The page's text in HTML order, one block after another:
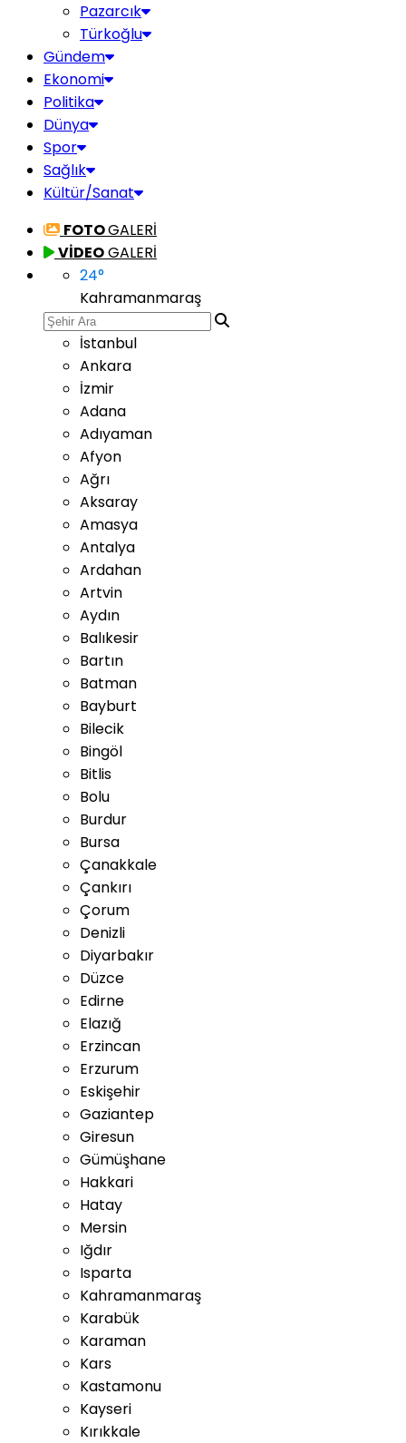
Pazarcık
Türkoğlu
Gündem
Ekonomi
Politika
Dünya
Spor
Sağlık
Kültür/Sanat
FOTOGALERİ
VİDEOGALERİ
24°
Kahramanmaraş
İstanbul
Ankara
İzmir
Adana
Adıyaman
Afyon
Ağrı
Aksaray
Amasya
Antalya
Ardahan
Artvin
Aydın
Balıkesir
Bartın
Batman
Bayburt
Bilecik
Bingöl
Bitlis
Bolu
Burdur
Bursa
Çanakkale
Çankırı
Çorum
Denizli
Diyarbakır
Düzce
Edirne
Elazığ
Erzincan
Erzurum
Eskişehir
Gaziantep
Giresun
Gümüşhane
Hakkari
Hatay
Mersin
Iğdır
Isparta
Kahramanmaraş
Karabük
Karaman
Kars
Kastamonu
Kayseri
Kırıkkale